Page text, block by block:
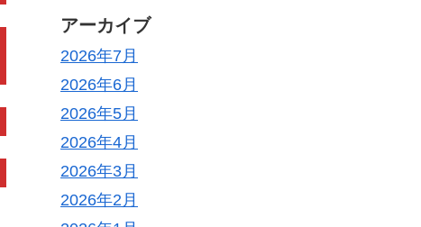
アーカイブ
2026年7月
2026年6月
2026年5月
2026年4月
2026年3月
2026年2月